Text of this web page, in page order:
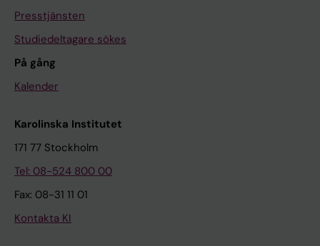
Presstjänsten
Studiedeltagare sökes
På gång
Kalender
Karolinska Institutet
171 77 Stockholm
Tel: 08-524 800 00
Fax: 08-31 11 01
Kontakta KI